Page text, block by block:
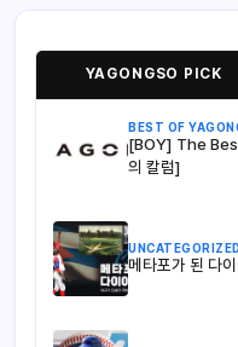
YAGONGSO PICK
BEST OF
[BOY] The
의 칼럼]
UNCATEGORIZED
메타포가 된 다